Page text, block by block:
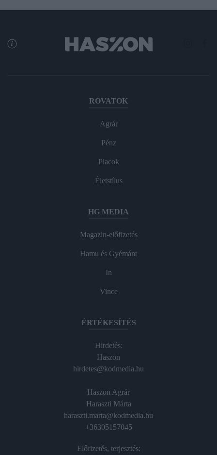
ROVATOK
Agrár
Pénz
Piacok
Életstílus
HG MEDIA
Magazin-előfizetés
Hamu és Gyémánt
In
Vince
ÉRTÉKESÍTÉS
Hirdetés:
Haszon
hirdetes@kodmedia.hu
Haszon Agrár
Haraszti Márta
haraszti.marta@kodmedia.hu
+36305157045
Előfizetés, terjesztés: